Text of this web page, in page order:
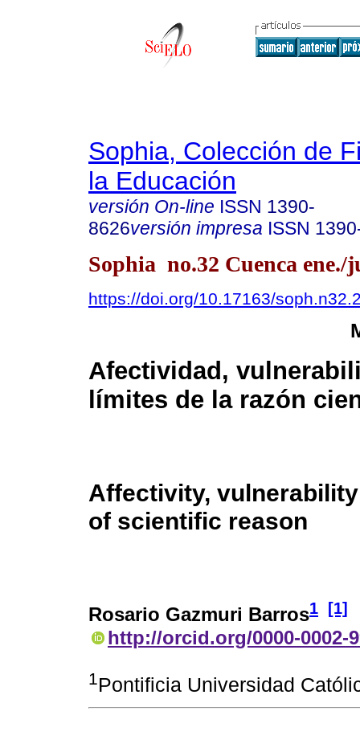
Sophia, Colección de
la Educación
versión On-line ISSN 1390-
8626versión impresa ISSN
Sophia no.32 Cuenca ene./
https://doi.org/10.17163/
Afectividad,
límites de la razón
Affectivity,
of scientific reason
Rosario Gazmuri Barros1 [1]
http://orcid.org/0000-0002-
1 Pontificia Universidad